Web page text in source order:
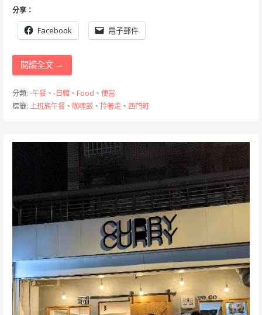
分享：
Facebook 電子郵件
閱讀全文 →
分類: -午餐、 -日韓、 Food 、 便當
標籤: 上班族午餐、 咖哩飯、 拎著走、 西門町